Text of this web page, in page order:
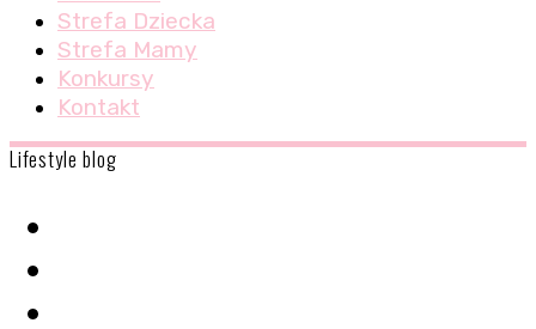
Strefa Dziecka
Strefa Mamy
Konkursy
Kontakt
Lifestyle blog